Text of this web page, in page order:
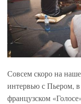
Совсем скоро на
интервью с Пьером, в
французском